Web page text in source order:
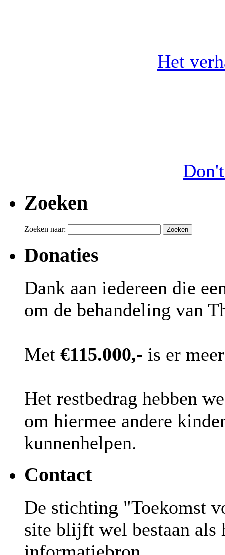
Het
Zoeken
Zoeken naar:
Donaties
Dank aan iedereen die
om de behandeling van
Met €115.000,- is er
Het restbedrag hebben
om hiermee andere
kunnenhelpen.
Contact
De stichting "Toekomst
site blijft wel bestaan als